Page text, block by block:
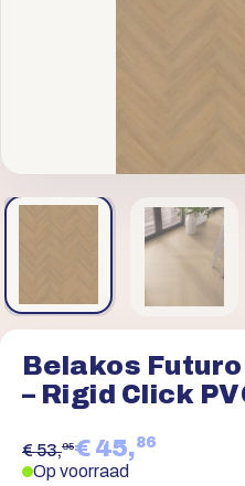
Belakos
– Rigid Click
€ 53,95€ 45,86
Op voorraad